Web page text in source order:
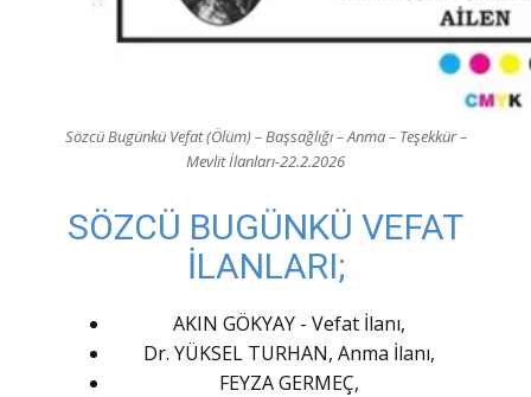
Sözcü Bugünkü Vefat (Ölüm) – Başsağlığı – Anma – Teşekkür –
Mevlit İlanları-22.2.2026
SÖZCÜ BUGÜNKÜ VEFAT
İLANLARI;
AKIN GÖKYAY - Vefat İlanı,
Dr. YÜKSEL TURHAN, Anma İlanı,
FEYZA GERMEÇ,